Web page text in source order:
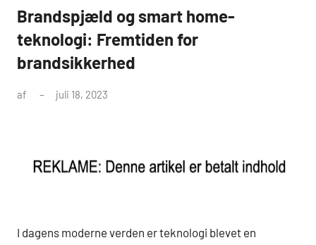
Brandspjæld og smart home-
teknologi: Fremtiden for
brandsikkerhed
af juli 18, 2023
I dagens moderne verden er teknologi blevet en